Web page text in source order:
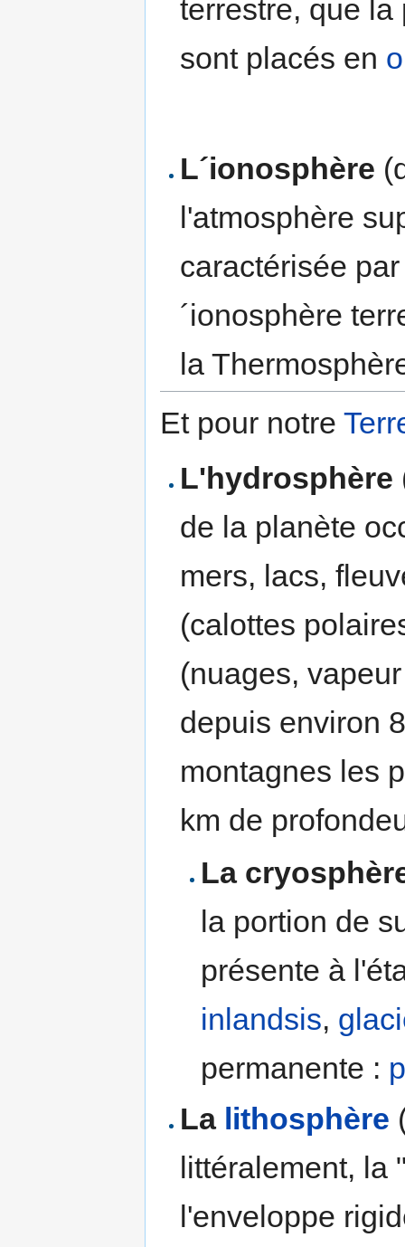
terrestre, que
sont placés en
L´ionosphère
l'atmosphère
caractérisée
´ionosphère
la
Et pour notre
L'hydrosphère
de la planète
mers, lacs,
(calottes
(nuages,
depuis environ
montagnes les
km de
La
la portion de
présente à
inlandsis,
permanente :
La lithosphère
littéralement, la
l'enveloppe